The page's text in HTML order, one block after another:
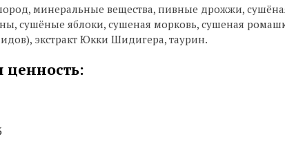
минеральные вещества, пивные дрожжи,
сушёные яблоки, сушеная морковь, сушеная
экстракт Юкки Шидигера, таурин.
ценность: